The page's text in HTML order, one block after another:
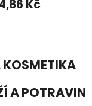
Kč
KOSMETIKA
A POTRAVIN